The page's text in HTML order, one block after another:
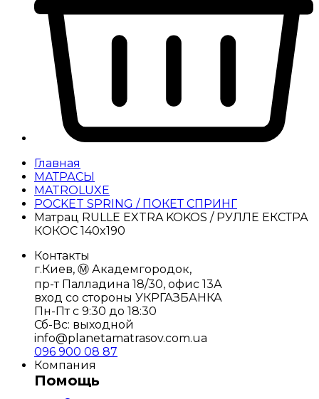
Главная
МАТРАСЫ
MATROLUXE
POCKET SPRING / ПОКЕТ СПРИНГ
Матрац RULLE EXTRA KOKOS / РУЛЛЕ ЕКСТРА
КОКОС 140x190
Контакты
г.Киев, Ⓜ️ Академгородок,
пр-т Палладина 18/30, офис 13А
вход со стороны УКРГАЗБАНКА
Пн-Пт с 9:30 до 18:30
Сб-Вс: выходной
info@planetamatrasov.com.ua
096 900 08 87
Компания
Помощь